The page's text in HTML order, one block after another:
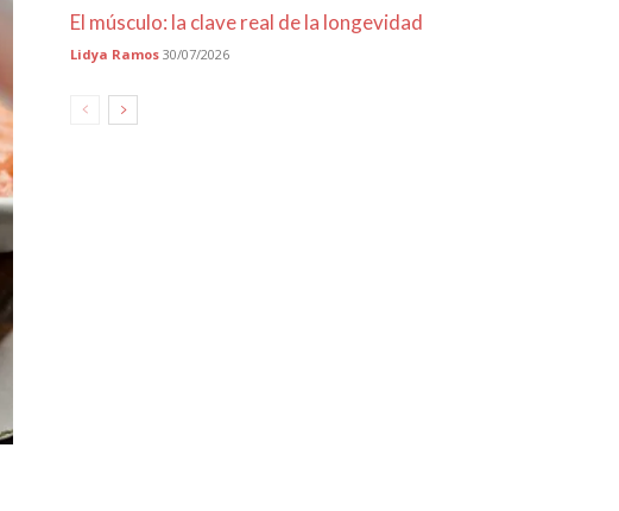
El músculo: la clave real de la longevidad
Lidya Ramos 30/07/2026